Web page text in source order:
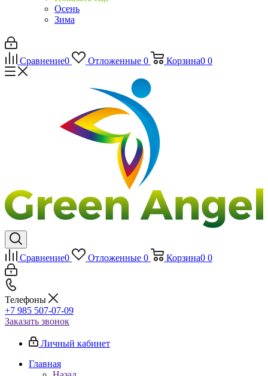
Осень
Зима
Сравнение0 Отложенные 0 Корзина0 0
Сравнение0 Отложенные 0 Корзина0 0
Телефоны
+7 985 507-07-09
Заказать звонок
Личный кабинет
Главная